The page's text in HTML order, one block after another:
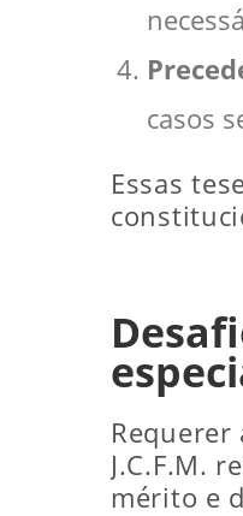
casos
Essas
J.C.F.M.
mérito e